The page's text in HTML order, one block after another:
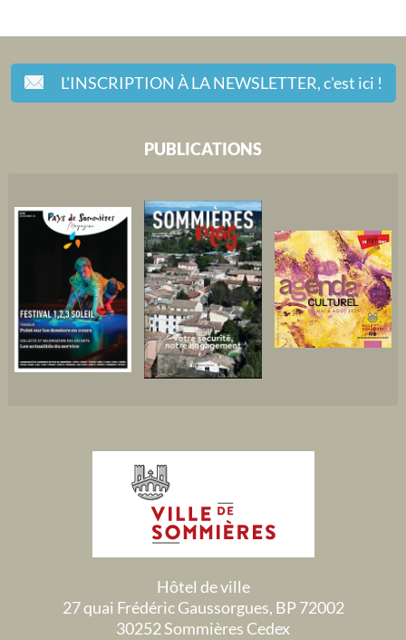
L'INSCRIPTION À LA NEWSLETTER,c'est ici !
PUBLICATIONS
Hôtel de ville
27 quai Frédéric Gaussorgues, BP 72002
30252 Sommières Cedex